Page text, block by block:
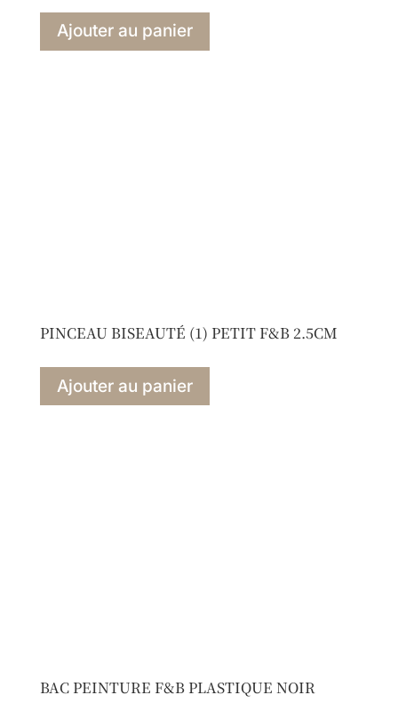
Ajouter au panier
PINCEAU BISEAUTÉ (1) PETIT F&B 2.5CM
Ajouter au panier
BAC PEINTURE F&B PLASTIQUE NOIR